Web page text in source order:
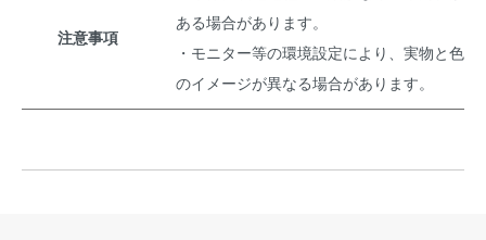
注意事項
ある場合があります。
・モニター等の環境設定により、実物と色
のイメージが異なる場合があります。